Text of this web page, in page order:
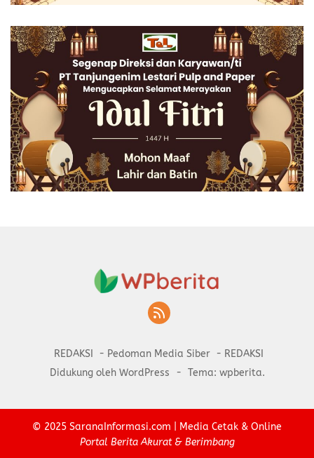
REDAKSI Pedoman Media Siber
REDAKSI
Didukung oleh WordPress
- Tema: wpberita.
© 2025 SaranaInformasi.com | Media Cetak & Online
Portal Berita Akurat & Berimbang